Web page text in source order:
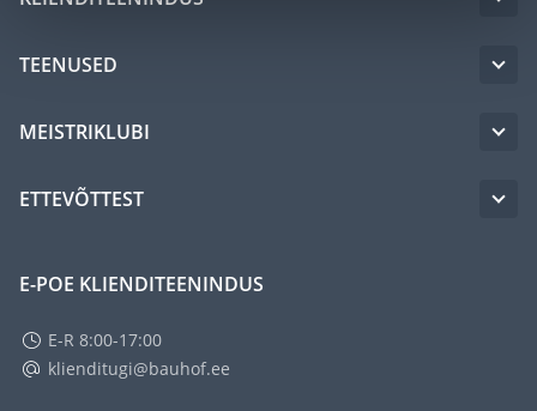
TEENUSED
MEISTRIKLUBI
ETTEVÕTTEST
E-POE KLIENDITEENINDUS
E-R 8:00-17:00
klienditugi@bauhof.ee